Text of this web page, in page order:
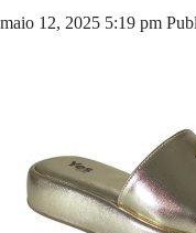
maio 12, 2025 5:19 pm